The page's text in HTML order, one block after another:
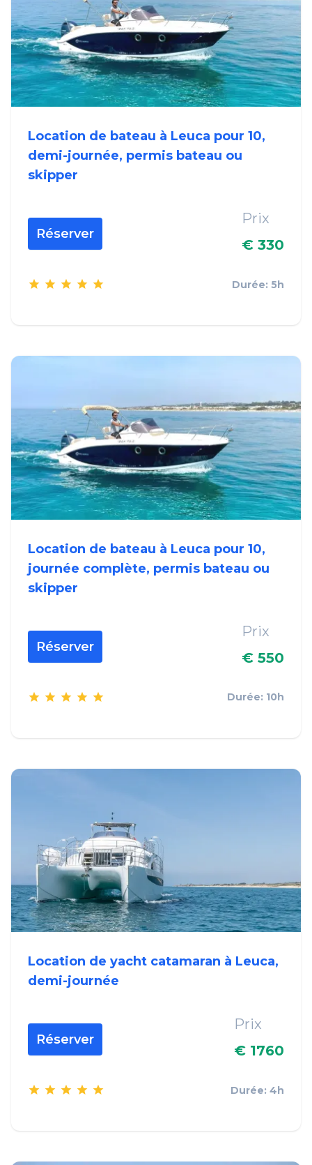
Location de bateau à Leuca pour 10,
demi-journée, permis bateau ou
skipper
Réserver
Prix
€ 330
Durée: 5h
Location de bateau à Leuca pour 10,
journée complète, permis bateau ou
skipper
Réserver
Prix
€ 550
Durée: 10h
Location de yacht catamaran à Leuca,
demi-journée
Réserver
Prix
€ 1760
Durée: 4h